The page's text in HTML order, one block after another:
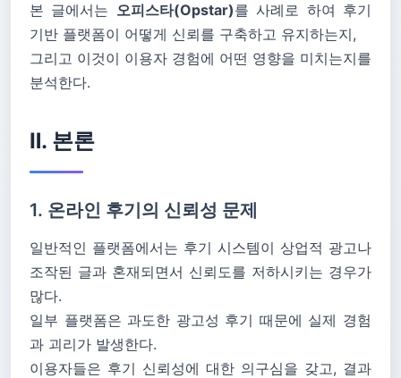
본 글에서는 오피스타(Opstar)를 사례로 하여 후기
기반 플랫폼이 어떻게 신뢰를 구축하고 유지하는지,
그리고 이것이 이용자 경험에 어떤 영향을 미치는지를
분석한다.
Ⅱ. 본론
1. 온라인 후기의 신뢰성 문제
일반적인 플랫폼에서는 후기 시스템이 상업적 광고나
조작된 글과 혼재되면서 신뢰도를 저하시키는 경우가
많다.
일부 플랫폼은 과도한 광고성 후기 때문에 실제 경험
과 괴리가 발생한다.
이용자들은 후기 신뢰성에 대한 의구심을 갖고, 결과